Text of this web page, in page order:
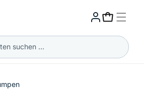
suchen ...
Warenkorb